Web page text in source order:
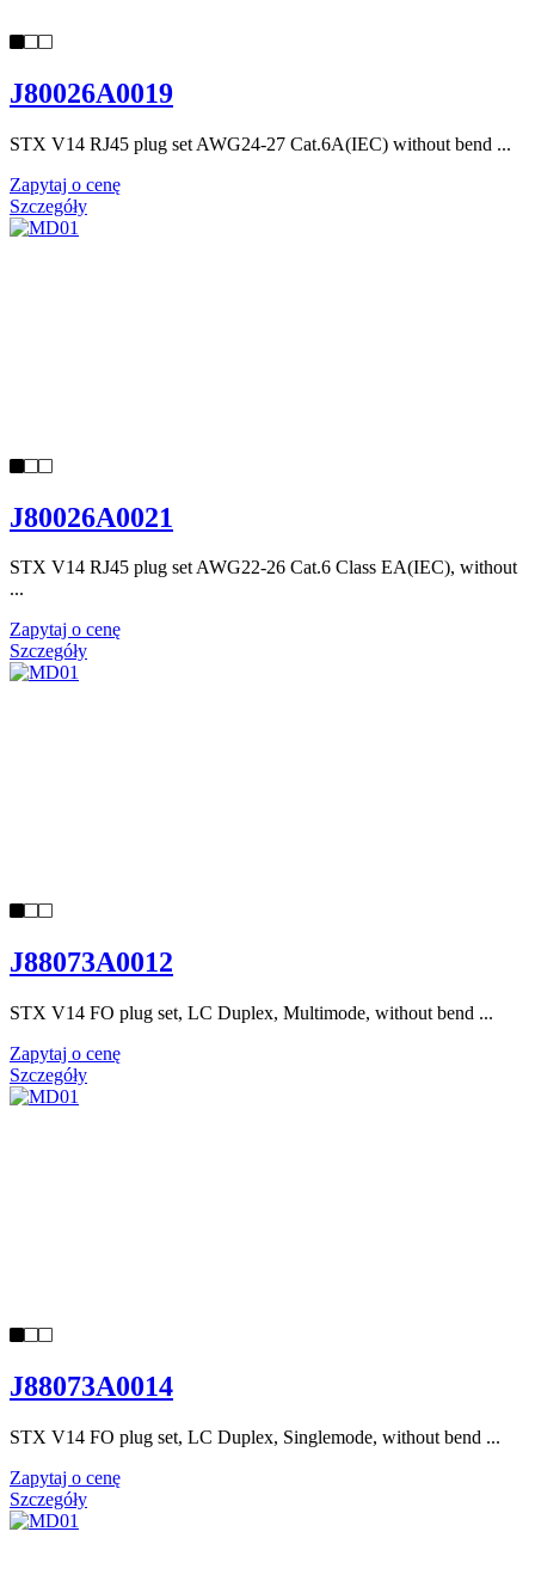
J80026A0019
STX V14 RJ45 plug set AWG24-27 Cat.6A(IEC) without bend ...
Zapytaj o cenę
Szczegóły
J80026A0021
STX V14 RJ45 plug set AWG22-26 Cat.6 Class EA(IEC), without
...
Zapytaj o cenę
Szczegóły
J88073A0012
STX V14 FO plug set, LC Duplex, Multimode, without bend ...
Zapytaj o cenę
Szczegóły
J88073A0014
STX V14 FO plug set, LC Duplex, Singlemode, without bend ...
Zapytaj o cenę
Szczegóły